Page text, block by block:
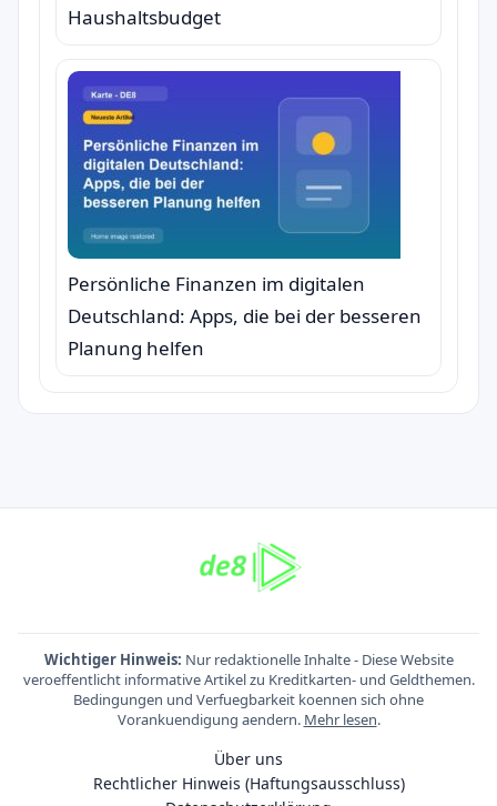
Haushaltsbudget
Persönliche Finanzen im digitalen
Deutschland: Apps, die bei der besseren
Planung helfen
Wichtiger Hinweis: Nur redaktionelle Inhalte - Diese Website
veroeffentlicht informative Artikel zu Kreditkarten- und Geldthemen.
Bedingungen und Verfuegbarkeit koennen sich ohne
Vorankuendigung aendern. Mehr lesen.
Über uns
Rechtlicher Hinweis (Haftungsausschluss)